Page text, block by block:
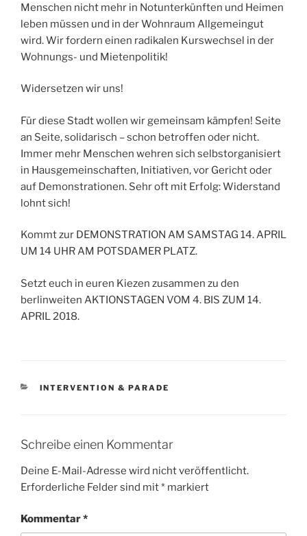
Menschen nicht mehr in Notunterkünften und Heimen
leben müssen und in der Wohnraum Allgemeingut
wird. Wir fordern einen radikalen Kurswechsel in der
Wohnungs- und Mietenpolitik!
Widersetzen wir uns!
Für diese Stadt wollen wir gemeinsam kämpfen! Seite
an Seite, solidarisch – schon betroffen oder nicht.
Immer mehr Menschen wehren sich selbstorganisiert
in Hausgemeinschaften, Initiativen, vor Gericht oder
auf Demonstrationen. Sehr oft mit Erfolg: Widerstand
lohnt sich!
Kommt zur DEMONSTRATION AM SAMSTAG 14. APRIL
UM 14 UHR AM POTSDAMER PLATZ.
Setzt euch in euren Kiezen zusammen zu den
berlinweiten AKTIONSTAGEN VOM 4. BIS ZUM 14.
APRIL 2018.
KATEGORIEN
INTERVENTION & PARADE
Schreibe einen Kommentar
Deine E-Mail-Adresse wird nicht veröffentlicht.
Erforderliche Felder sind mit* markiert
Kommentar*